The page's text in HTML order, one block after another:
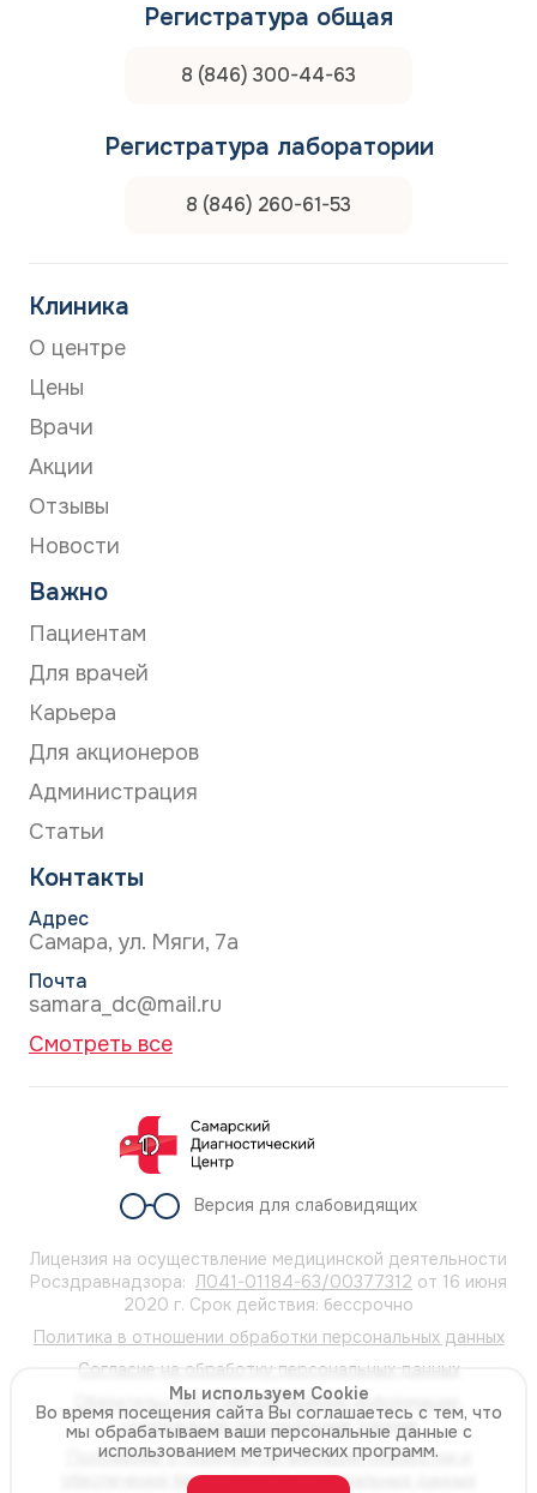
Регистратура общая
8 (846) 300-44-63
Регистратура лаборатории
8 (846) 260-61-53
Клиника
О центре
Цены
Врачи
Акции
Отзывы
Новости
Важно
Пациентам
Для врачей
Карьера
Для акционеров
Администрация
Статьи
Контакты
Адрес
Самара, ул. Мяги, 7а
Почта
samara_dc@mail.ru
Смотреть все
Версия для слабовидящих
Лицензия на осуществление медицинской деятельности
Росздравнадзора: Л041-01184-63/00377312 от 16 июня
2020 г. Срок действия: бессрочно
Политика в отношении обработки персональных данных
Согласие на обработку персональных данных
Обязательство о неразглашении информации,
содержащей персональные данные
Положение о порядке организации обработки и
обеспечения безопасности персональных данных
Мы используем Cookie
Во время посещения сайта Вы соглашаетесь с тем, что
мы обрабатываем ваши персональные данные с
использованием метрических программ.